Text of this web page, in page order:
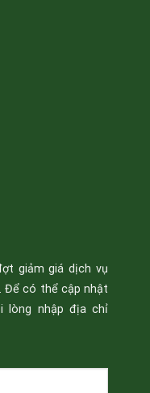
giảm giá dịch vụ
Để có thể cập nhật
lòng nhập địa chỉ